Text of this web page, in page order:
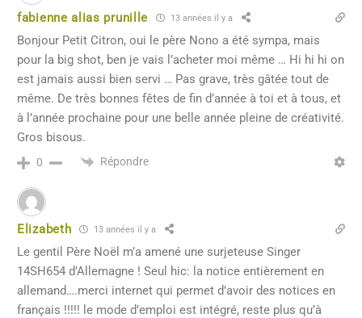
fabienne alias prunille 13 années il y a
Bonjour Petit Citron, oui le père Nono a été sympa, mais
pour la big shot, ben je vais l’acheter moi même … Hi hi hi on
est jamais aussi bien servi … Pas grave, très gâtée tout de
même. De très bonnes fêtes de fin d’année à toi et à tous, et
à l’année prochaine pour une belle année pleine de créativité.
Gros bisous.
0 Répondre
Elizabeth 13 années il y a
Le gentil Père Noël m’a amené une surjeteuse Singer
14SH654 d’Allemagne ! Seul hic: la notice entièrement en
allemand….merci internet qui permet d’avoir des notices en
français !!!!! le mode d’emploi est intégré, reste plus qu’à